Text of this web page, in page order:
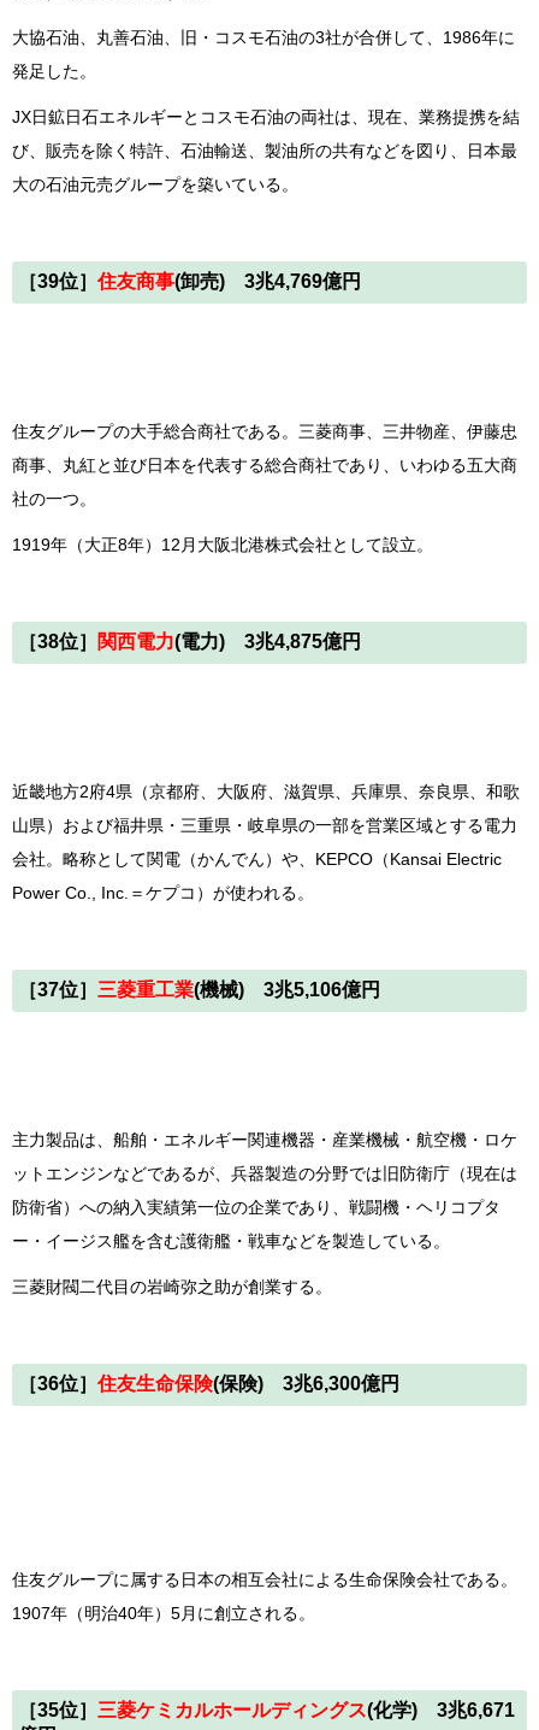
大協石油、丸善石油、旧・コスモ石油の3社が合併して、1986年に
発足した。
JX日鉱日石エネルギーとコスモ石油の両社は、現在、業務提携を結
び、販売を除く特許、石油輸送、製油所の共有などを図り、日本最
大の石油元売グループを築いている。
［39位］ 住友商事(卸売) 3兆4,769億円
住友グループの大手総合商社である。三菱商事、三井物産、伊藤忠
商事、丸紅と並び日本を代表する総合商社であり、いわゆる五大商
社の一つ。
1919年（大正8年）12月大阪北港株式会社として設立。
［38位］ 関西電力(電力) 3兆4,875億円
近畿地方2府4県（京都府、大阪府、滋賀県、兵庫県、奈良県、和歌
山県）および福井県・三重県・岐阜県の一部を営業区域とする電力
会社。略称として関電（かんでん）や、KEPCO（Kansai Electric
Power Co., Inc.＝ケプコ）が使われる。
［37位］ 三菱重工業(機械) 3兆5,106億円
主力製品は、船舶・エネルギー関連機器・産業機械・航空機・ロケ
ットエンジンなどであるが、兵器製造の分野では旧防衛庁（現在は
防衛省）への納入実績第一位の企業であり、戦闘機・ヘリコプタ
ー・イージス艦を含む護衛艦・戦車などを製造している。
三菱財閥二代目の岩崎弥之助が創業する。
［36位］ 住友生命保険(保険) 3兆6,300億円
住友グループに属する日本の相互会社による生命保険会社である。
1907年（明治40年）5月に創立される。
［35位］ 三菱ケミカルホールディングス(化学) 3兆6,671